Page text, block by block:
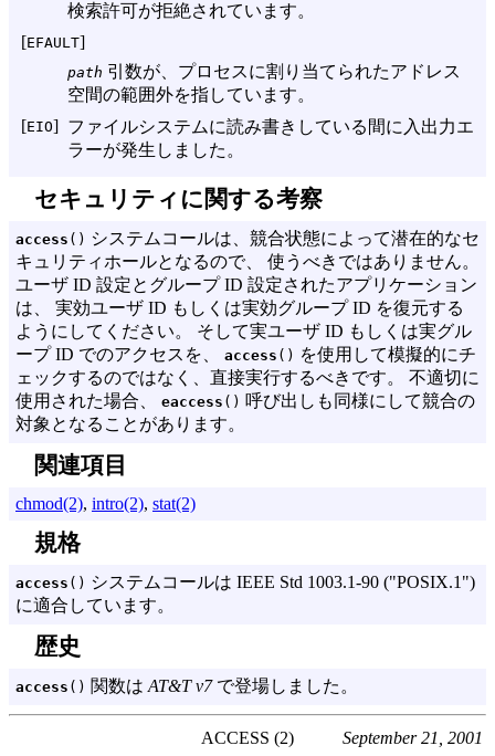
検索許可が拒絶されています。
[EFAULT]
path 引数が、プロセスに割り当てられたアドレス
空間の範囲外を指しています。
[EIO] ファイルシステムに読み書きしている間に入出力エ
ラーが発生しました。
セキュリティに関する考察
access () システムコールは、競合状態によって潜在的なセ
キュリティホールとなるので、 使うべきではありません。
ユーザ ID 設定とグループ ID 設定されたアプリケーション
は、 実効ユーザ ID もしくは実効グループ ID を復元する
ようにしてください。 そして実ユーザ ID もしくは実グル
ープ ID でのアクセスを、 access () を使用して模擬的にチ
ェックするのではなく、直接実行するべきです。 不適切に
使用された場合、 eaccess () 呼び出しも同様にして競合の
対象となることがあります。
関連項目
chmod(2), intro(2), stat(2)
規格
access () システムコールは IEEE Std 1003.1-90 ("POSIX.1")
に適合しています。
歴史
access () 関数は AT&T v7で登場しました。
ACCESS (2) September 21, 2001